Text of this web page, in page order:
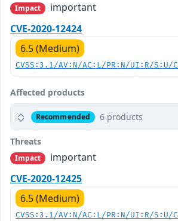
Impact
important
CVE-2020-12424
6.5 (Medium)
CVSS:3.1/AV:N/AC:L/PR:N/UI:R/S:U/
Affected products
Recommended 6 products
Threats
Impact
important
CVE-2020-12425
6.5 (Medium)
CVSS:3.1/AV:N/AC:L/PR:N/UI:R/S:U/